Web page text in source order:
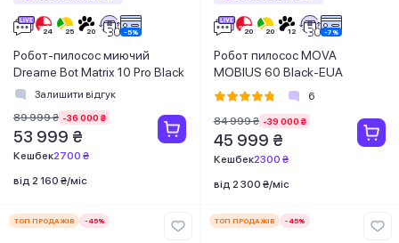
Робот-пилосос миючий
Dreame Bot Matrix 10 Pro Black
Залишити відгук
89 999 ₴ -36 000 ₴
53 999 ₴
Кешбек2700 ₴
від 2 160 ₴/міс
Робот пилосос MOVA
MOBIUS 60 Black-EUA
6
84 999 ₴ -39 000 ₴
45 999 ₴
Кешбек2300 ₴
від 2 300 ₴/міс
ТОП ПРОДАЖІВ -45% ТОП ПРОДАЖІВ -45%